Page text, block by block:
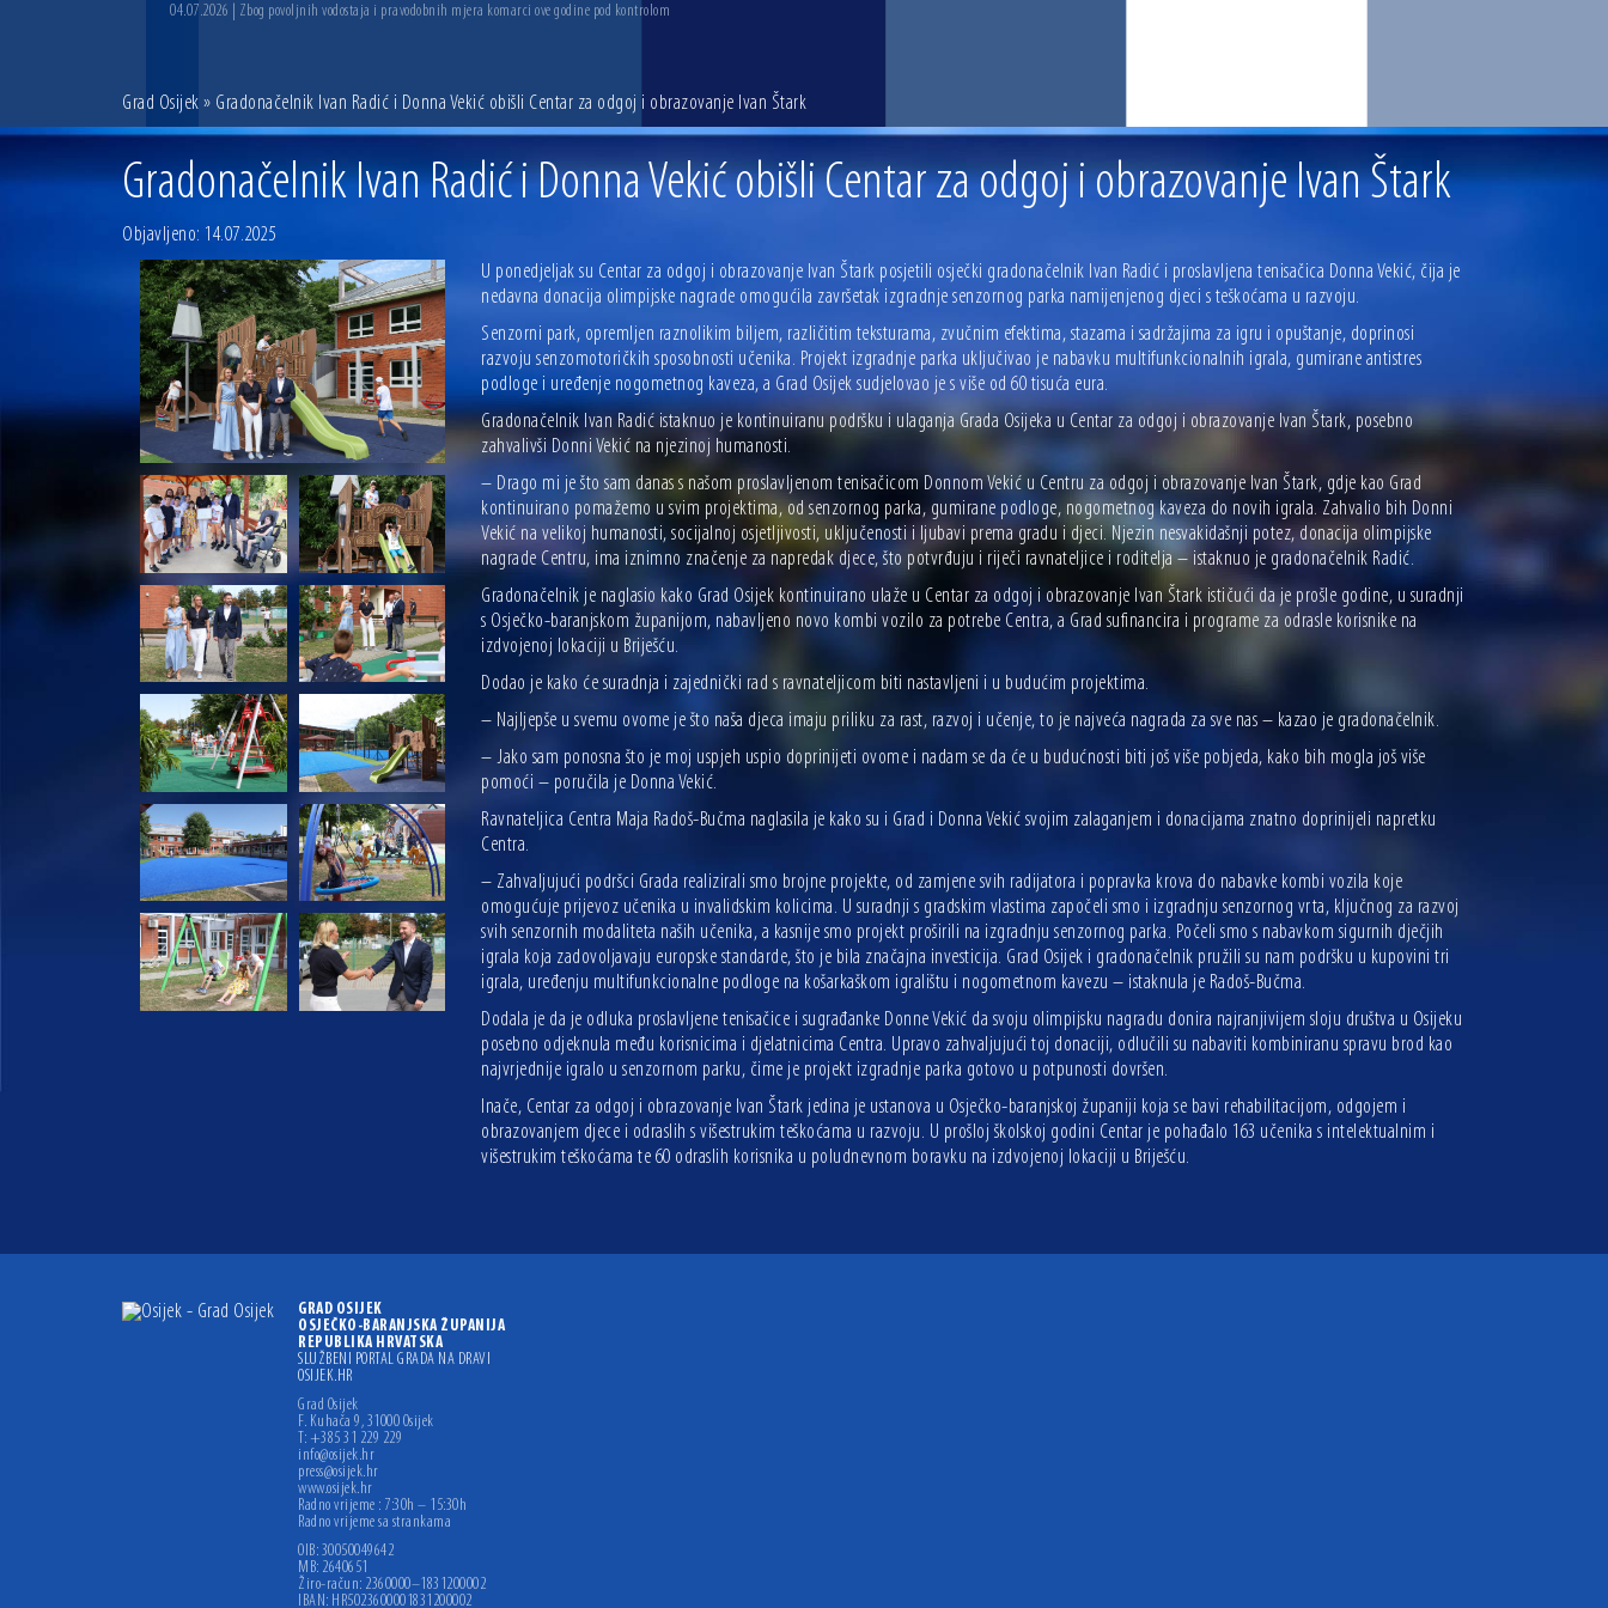
04.07.2026 | Zbog povoljnih vodostaja i pravodobnih mjera komarci ove godine pod kontrolom
Grad Osijek » Gradonačelnik Ivan Radić i Donna Vekić obišli Centar za odgoj i obrazovanje Ivan Štark
Gradonačelnik Ivan Radić i Donna Vekić obišli Centar za odgoj i obrazovanje Ivan Štark
Objavljeno: 14.07.2025
U ponedjeljak su Centar za odgoj i obrazovanje Ivan Štark posjetili osječki gradonačelnik Ivan Radić i proslavljena tenisačica Donna Vekić, čija je
nedavna donacija olimpijske nagrade omogućila završetak izgradnje senzornog parka namijenjenog djeci s teškoćama u razvoju.
Senzorni park, opremljen raznolikim biljem, različitim teksturama, zvučnim efektima, stazama i sadržajima za igru i opuštanje, doprinosi
razvoju senzomotoričkih sposobnosti učenika. Projekt izgradnje parka uključivao je nabavku multifunkcionalnih igrala, gumirane antistres
podloge i uređenje nogometnog kaveza, a Grad Osijek sudjelovao je s više od 60 tisuća eura.
Gradonačelnik Ivan Radić istaknuo je kontinuiranu podršku i ulaganja Grada Osijeka u Centar za odgoj i obrazovanje Ivan Štark, posebno
zahvalivši Donni Vekić na njezinoj humanosti.
– Drago mi je što sam danas s našom proslavljenom tenisačicom Donnom Vekić u Centru za odgoj i obrazovanje Ivan Štark, gdje kao Grad
kontinuirano pomažemo u svim projektima, od senzornog parka, gumirane podloge, nogometnog kaveza do novih igrala. Zahvalio bih Donni
Vekić na velikoj humanosti, socijalnoj osjetljivosti, uključenosti i ljubavi prema gradu i djeci. Njezin nesvakidašnji potez, donacija olimpijske
nagrade Centru, ima iznimno značenje za napredak djece, što potvrđuju i riječi ravnateljice i roditelja – istaknuo je gradonačelnik Radić.
Gradonačelnik je naglasio kako Grad Osijek kontinuirano ulaže u Centar za odgoj i obrazovanje Ivan Štark ističući da je prošle godine, u suradnji
s Osječko-baranjskom županijom, nabavljeno novo kombi vozilo za potrebe Centra, a Grad sufinancira i programe za odrasle korisnike na
izdvojenoj lokaciji u Briješću.
Dodao je kako će suradnja i zajednički rad s ravnateljicom biti nastavljeni i u budućim projektima.
– Najljepše u svemu ovome je što naša djeca imaju priliku za rast, razvoj i učenje, to je najveća nagrada za sve nas – kazao je gradonačelnik.
– Jako sam ponosna što je moj uspjeh uspio doprinijeti ovome i nadam se da će u budućnosti biti još više pobjeda, kako bih mogla još više
pomoći – poručila je Donna Vekić.
Ravnateljica Centra Maja Radoš-Bučma naglasila je kako su i Grad i Donna Vekić svojim zalaganjem i donacijama znatno doprinijeli napretku
Centra.
– Zahvaljujući podršci Grada realizirali smo brojne projekte, od zamjene svih radijatora i popravka krova do nabavke kombi vozila koje
omogućuje prijevoz učenika u invalidskim kolicima. U suradnji s gradskim vlastima započeli smo i izgradnju senzornog vrta, ključnog za razvoj
svih senzornih modaliteta naših učenika, a kasnije smo projekt proširili na izgradnju senzornog parka. Počeli smo s nabavkom sigurnih dječjih
igrala koja zadovoljavaju europske standarde, što je bila značajna investicija. Grad Osijek i gradonačelnik pružili su nam podršku u kupovini tri
igrala, uređenju multifunkcionalne podloge na košarkaškom igralištu i nogometnom kavezu – istaknula je Radoš-Bučma.
Dodala je da je odluka proslavljene tenisačice i sugrađanke Donne Vekić da svoju olimpijsku nagradu donira najranjivijem sloju društva u Osijeku
posebno odjeknula među korisnicima i djelatnicima Centra. Upravo zahvaljujući toj donaciji, odlučili su nabaviti kombiniranu spravu brod kao
najvrjednije igralo u senzornom parku, čime je projekt izgradnje parka gotovo u potpunosti dovršen.
Inače, Centar za odgoj i obrazovanje Ivan Štark jedina je ustanova u Osječko-baranjskoj županiji koja se bavi rehabilitacijom, odgojem i
obrazovanjem djece i odraslih s višestrukim teškoćama u razvoju. U prošloj školskoj godini Centar je pohađalo 163 učenika s intelektualnim i
višestrukim teškoćama te 60 odraslih korisnika u poludnevnom boravku na izdvojenoj lokaciji u Briješću.
GRAD OSIJEK
OSJEČKO-BARANJSKA ŽUPANIJA
REPUBLIKA HRVATSKA
SLUŽBENI PORTAL GRADA NA DRAVI
OSIJEK.HR
Grad Osijek
F. Kuhača 9, 31000 Osijek
T: +385 31 229 229
info@osijek.hr
press@osijek.hr
www.osijek.hr
Radno vrijeme : 7:30h – 15:30h
Radno vrijeme sa strankama
OIB: 30050049642
MB: 2640651
Žiro-račun: 2360000–1831200002
IBAN: HR5023600001831200002